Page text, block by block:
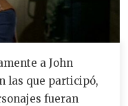
a John
las que participó,
fueran